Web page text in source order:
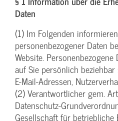
Daten
(1) Im Folgenden
personenbezogener Daten
Website.
auf Sie persönlich beziehbar
E-Mail-Adressen,
(2) Verantwortlicher gem.
Datenschutz-
Gesellschaft für